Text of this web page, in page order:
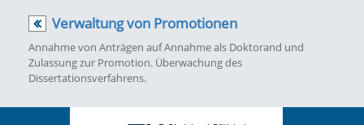
Verwaltung von Promotionen
Annahme von Anträgen auf Annahme als Doktorand und
Zulassung zur Promotion. Überwachung des
Dissertationsverfahrens.